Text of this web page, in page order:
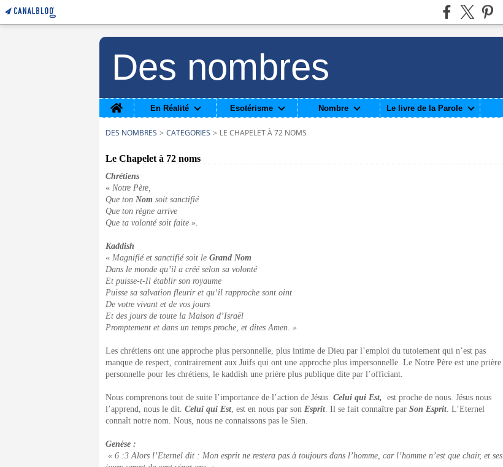
Des nombres
Home
En Réalité Esotérisme Nombre Le livre de la Parole
DES NOMBRES > CATEGORIES > LE CHAPELET À 72 NOMS
Le Chapelet à 72 noms
Chrétiens
« Notre Père,
Que ton Nom soit sanctifié
Que ton règne arrive
Que ta volonté soit faite ».
Kaddish
« Magnifié et sanctifié soit le Grand Nom
Dans le monde qu’il a créé selon sa volonté
Et puisse-t-Il établir son royaume
Puisse sa salvation fleurir et qu’il rapproche sont oint
De votre vivant et de vos jours
Et des jours de toute la Maison d’Israël
Promptement et dans un temps proche, et dites Amen. »
Les chrétiens ont une approche plus personnelle, plus intime de Dieu par l’emploi du tutoiement qui n’est pas
manque de respect, contrairement aux Juifs qui ont une approche plus impersonnelle. Le Notre Père est une prière
personnelle pour les chrétiens, le kaddish une prière plus publique dite par l’officiant.
Nous comprenons tout de suite l’importance de l’action de Jésus. Celui qui Est, est proche de nous. Jésus nous
l’apprend, nous le dit. Celui qui Est, est en nous par son Esprit. Il se fait connaître par Son Esprit. L’Eternel
connaît notre nom. Nous, nous ne connaissons pas le Sien.
Genèse :
« 6 :3 Alors l’Eternel dit : Mon esprit ne restera pas à toujours dans l’homme, car l’homme n’est que chair, et ses